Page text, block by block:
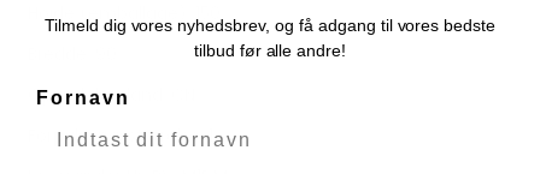
Højde (emballage): 150
Oprindelsesland: CN
Forpakningsstørrelse: 1
Tilmeld dig vores nyhedsbrev, og få adgang til vores bedste
tilbud før alle andre!
Fornavn